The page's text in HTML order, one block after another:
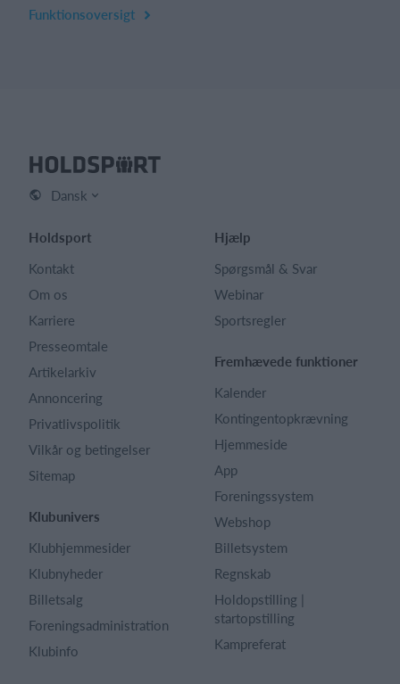
Funktionsoversigt
Dansk
Holdsport
Kontakt
Om os
Karriere
Presseomtale
Artikelarkiv
Annoncering
Privatlivspolitik
Vilkår og betingelser
Sitemap
Klubunivers
Klubhjemmesider
Klubnyheder
Billetsalg
Foreningsadministration
Klubinfo
Hjælp
Spørgsmål & Svar
Webinar
Sportsregler
Fremhævede funktioner
Kalender
Kontingentopkrævning
Hjemmeside
App
Foreningssystem
Webshop
Billetsystem
Regnskab
Holdopstilling |
startopstilling
Kampreferat